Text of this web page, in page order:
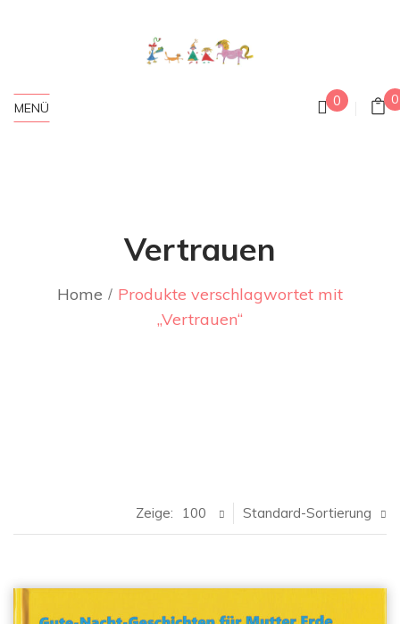
MENÜ 0 0
Vertrauen
Home
Produkte verschlagwortet mit
„Vertrauen“
Standard-Sortierung
Zeige: 100